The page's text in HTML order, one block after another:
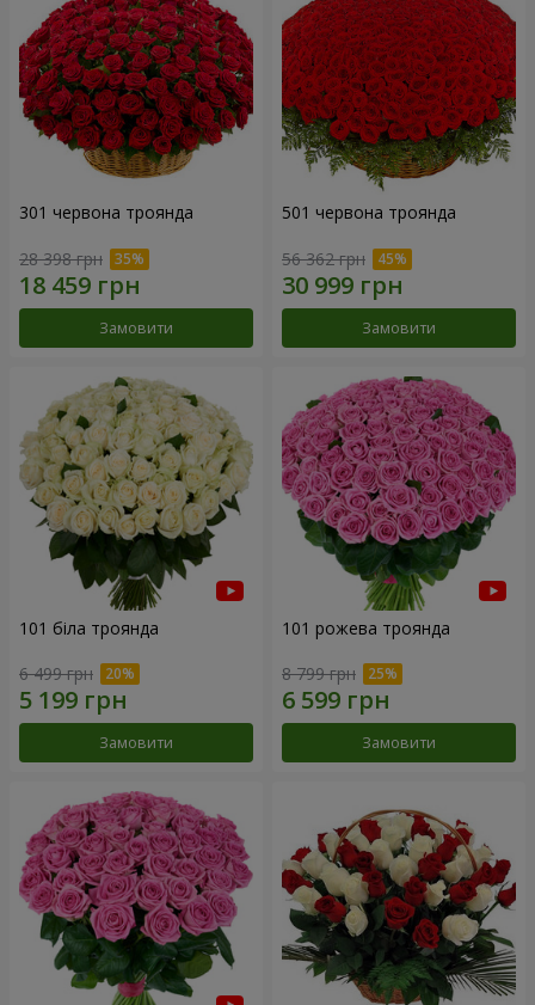
301 червона троянда
28 398 грн
Замовити
501 червона троянда
56 362 грн
Замовити
101 біла троянда
6 499 грн
Замовити
101 рожева троянда
8 799 грн
Замовити